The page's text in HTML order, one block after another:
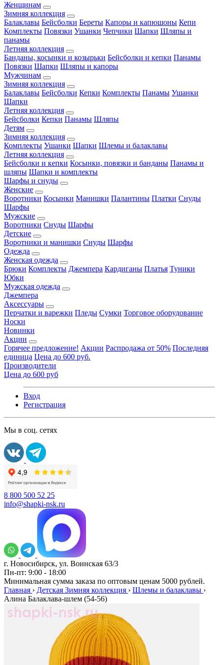
Женщинам
Зимняя коллекция
Балаклавы Бейсболки Береты Капоры и капюшоны Кепи
Комплекты Повязки Ушанки Чепчики Шапки Шляпы и
панамы
Летняя коллекция
Банданы, косынки и козырьки Бейсболки и кепки Панамы
Повязки Шапки Шляпы и капоры
Мужчинам
Зимняя коллекция
Балаклавы Бейсболки Кепки Комплекты Панамы Ушанки
Шапки
Летняя коллекция
Бейсболки Кепки Панамы Шляпы
Детям
Зимняя коллекция
Комплекты Ушанки Шапки Шлемы и балаклавы
Летняя коллекция
Бейсболки и кепки Косынки, повязки и банданы Панамы и
шляпы Шапки и комплекты
Шарфы и снуды
Женские
Воротники Косынки Манишки Палантины Платки Снуды
Шарфы
Мужские
Воротники Снуды Шарфы
Детские
Воротники и манишки Снуды Шарфы
Одежда
Женская одежда
Брюки Комплекты Джемпера Кардиганы Платья Туники
Юбки
Мужская одежда
Джемпера
Аксессуары
Перчатки и варежки Пледы Сумки Торговое оборудование
Носки
Новинки
Акции
Горячее предложение! Акции Распродажа от 50% Последняя
единица Цена до 600 руб.
Производители
Цена до 600 руб
Вход
Регистрация
Мы в соц. сетях
8 800 500 52 25
info@shapki-nsk.ru
г. Новосибирск, ул. Воинская 63/3
Пн-пт: 9:00 - 18:00
Минимальная сумма заказа по оптовым ценам 5000 рублей.
Главная › Детская Зимняя коллекция › Шлемы и балаклавы ›
Алина Балаклава-шлем (54-56)